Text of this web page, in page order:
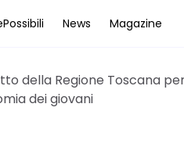
News Magazine
della Regione Toscana
dei giovani